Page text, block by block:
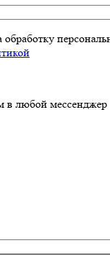
обработку
в любой мессенджер